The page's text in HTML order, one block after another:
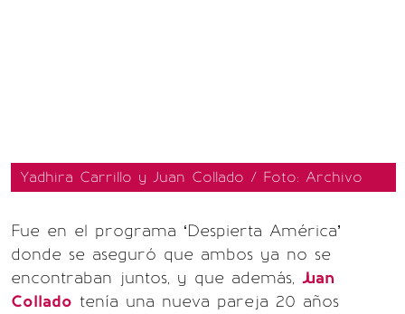
Yadhira Carrillo y Juan Collado / Foto: Archivo
Fue en el programa ‘Despierta América’
donde se aseguró que ambos ya no se
encontraban juntos, y que además, Juan
Collado tenía una nueva pareja 20 años